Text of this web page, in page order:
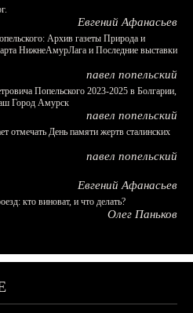
Евгений Афанасьев
Архив газеты Природа и
НижнеАмурЛага и Последние выставки
павел попельский
Попельского 2023-2025 в Болгарии,
Город Амурск
павел попельский
отмечать День памяти жертв сталинских
павел попельский
Евгений Афанасьев
кто виноват, и что делать?
Олег Паньков